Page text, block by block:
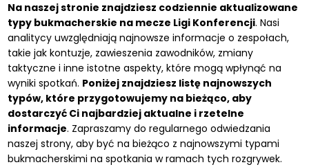
Na naszej stronie znajdziesz codziennie aktualizowane
typy bukmacherskie na mecze Ligi Konferencji. Nasi
analitycy uwzględniają najnowsze informacje o zespołach,
takie jak kontuzje, zawieszenia zawodników, zmiany
taktyczne i inne istotne aspekty, które mogą wpłynąć na
wyniki spotkań. Poniżej znajdziesz listę najnowszych
typów, które przygotowujemy na bieżąco, aby
dostarczyć Ci najbardziej aktualne i rzetelne
informacje. Zapraszamy do regularnego odwiedzania
naszej strony, aby być na bieżąco z najnowszymi typami
bukmacherskimi na spotkania w ramach tych rozgrywek.